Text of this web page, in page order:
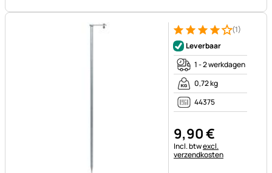
Beoordeling: 4 van 5 (1
1 Bewertung
(1)
Leverbaar
1 - 2 werkdagen
0,72 kg
44375
9,90€
Belastinginformatie:
Incl. btwexcl.
verzendkosten